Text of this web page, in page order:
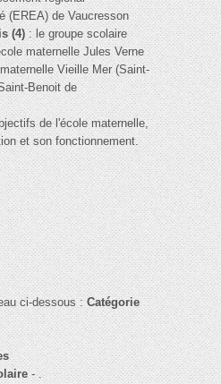
(EREA) de Vaucresson
(4) : le groupe scolaire
maternelle Jules Verne
Vieille Mer (Saint-
Benoit de
de l'école maternelle,
et son fonctionnement.
ci-dessous :Catégorie
- .